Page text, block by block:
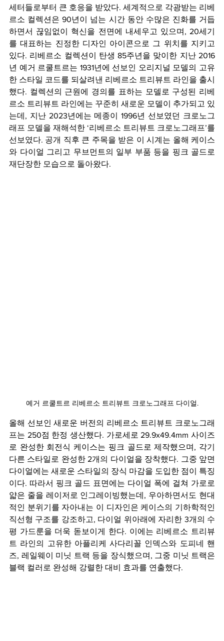
세터들로부터 큰 호응을 받았다. 세계적으로 각광받는 리베
르소 컬렉션은 90년이 넘는 시간 동안 수많은 진화를 거듭
하면서 끊임없이 혁신을 전면에 내세우고 있으며, 20세기
를 대표하는 진정한 디자인 아이콘으로 그 위치를 지키고
있다. 리베르소 컬렉션이 탄생 85주년을 맞이한 지난 2016
년 예거 르쿨트르는 1931년에 선보인 오리지널 모델의 고유
한 스타일 코드를 되살려낸 리베르소 트리뷰트 라인을 출시
했다. 컬렉션의 근원에 경의를 표하는 모델로 구성된 리베
르소 트리뷰트 라인에는 꾸준히 새로운 모델이 추가되고 있
는데, 지난 2023년에는 메종이 1996년 선보였던 크로노그
래프 모델을 재해석한 ‘리베르소 트리뷰트 크로노그래프’를
선보였다. 공개 직후 큰 주목을 받은 이 시계는 올해 케이스
와 다이얼 그리고 무브먼트의 일부 부품 등을 핑크 골드로
재단장한 모습으로 돌아왔다.
예거 르쿨트르 리베르소 트리뷰트 크로노그래프 다이얼.
올해 선보인 새로운 버전의 리베르소 트리뷰트 크로노그래
프는 250점 한정 생산했다. 가로세로 29.9x49.4mm 사이즈
로 완성한 회전식 케이스는 핑크 골드로 제작했으며, 각기
다른 스타일로 완성한 2개의 다이얼을 장착했다. 그중 앞면
다이얼에는 새로운 스타일의 장식 마감을 도입한 점이 특징
이다. 따라서 핑크 골드 표면에는 다이얼 폭에 걸쳐 가로로
얇은 줄을 레이저로 인그레이빙했는데, 우아하면서도 현대
적인 분위기를 자아내는 이 디자인은 케이스의 기하학적인
직선형 구조를 강조하고, 다이얼 위아래에 자리한 3개의 수
평 가드룬을 더욱 돋보이게 한다. 이에는 리베르소 트리뷰
트 라인의 고유한 아플리케 사다리꼴 인덱스와 도피네 핸
즈, 레일웨이 미닛 트랙 등을 장식했으며, 그중 미닛 트랙은
블랙 컬러로 완성해 강렬한 대비 효과를 연출했다.